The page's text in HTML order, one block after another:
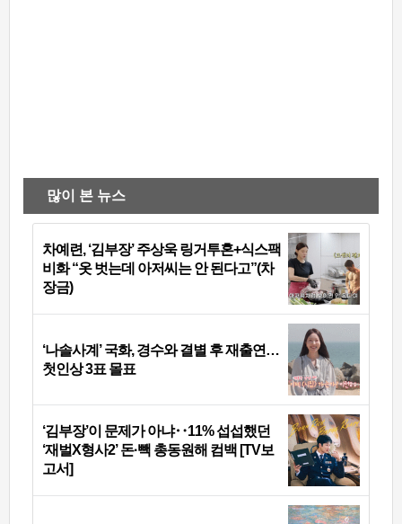
많이 본 뉴스
차예련, ‘김부장’ 주상욱 링거투혼+식스팩
비화 “옷 벗는데 아저씨는 안 된다고”(차
장금)
‘나솔사계’ 국화, 경수와 결별 후 재출연…
첫인상 3표 몰표
‘김부장’이 문제가 아냐‥11% 섭섭했던
‘재벌X형사2’ 돈·빽 총동원해 컴백 [TV보
고서]